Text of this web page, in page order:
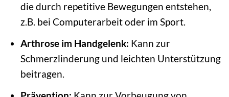
die durch repetitive Bewegungen entstehen,
z.B. bei Computerarbeit oder im Sport.
Arthrose im Handgelenk: Kann zur
Schmerzlinderung und leichten Unterstützung
beitragen.